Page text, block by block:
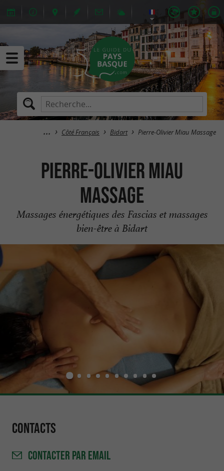
Côté Français Bidart Pierre-Olivier Miau Massage
Pierre-Olivier Miau
Massage
Massages énergétiques des Fascias et massages
bien-être à Bidart
Contacts
CONTACTER PAR EMAIL